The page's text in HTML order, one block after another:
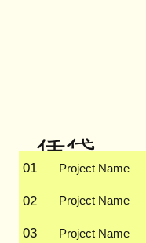
​賃貸
物件のご紹介あり
homeを契約してい
01 Project Name
02 Project Name
03 Project Name